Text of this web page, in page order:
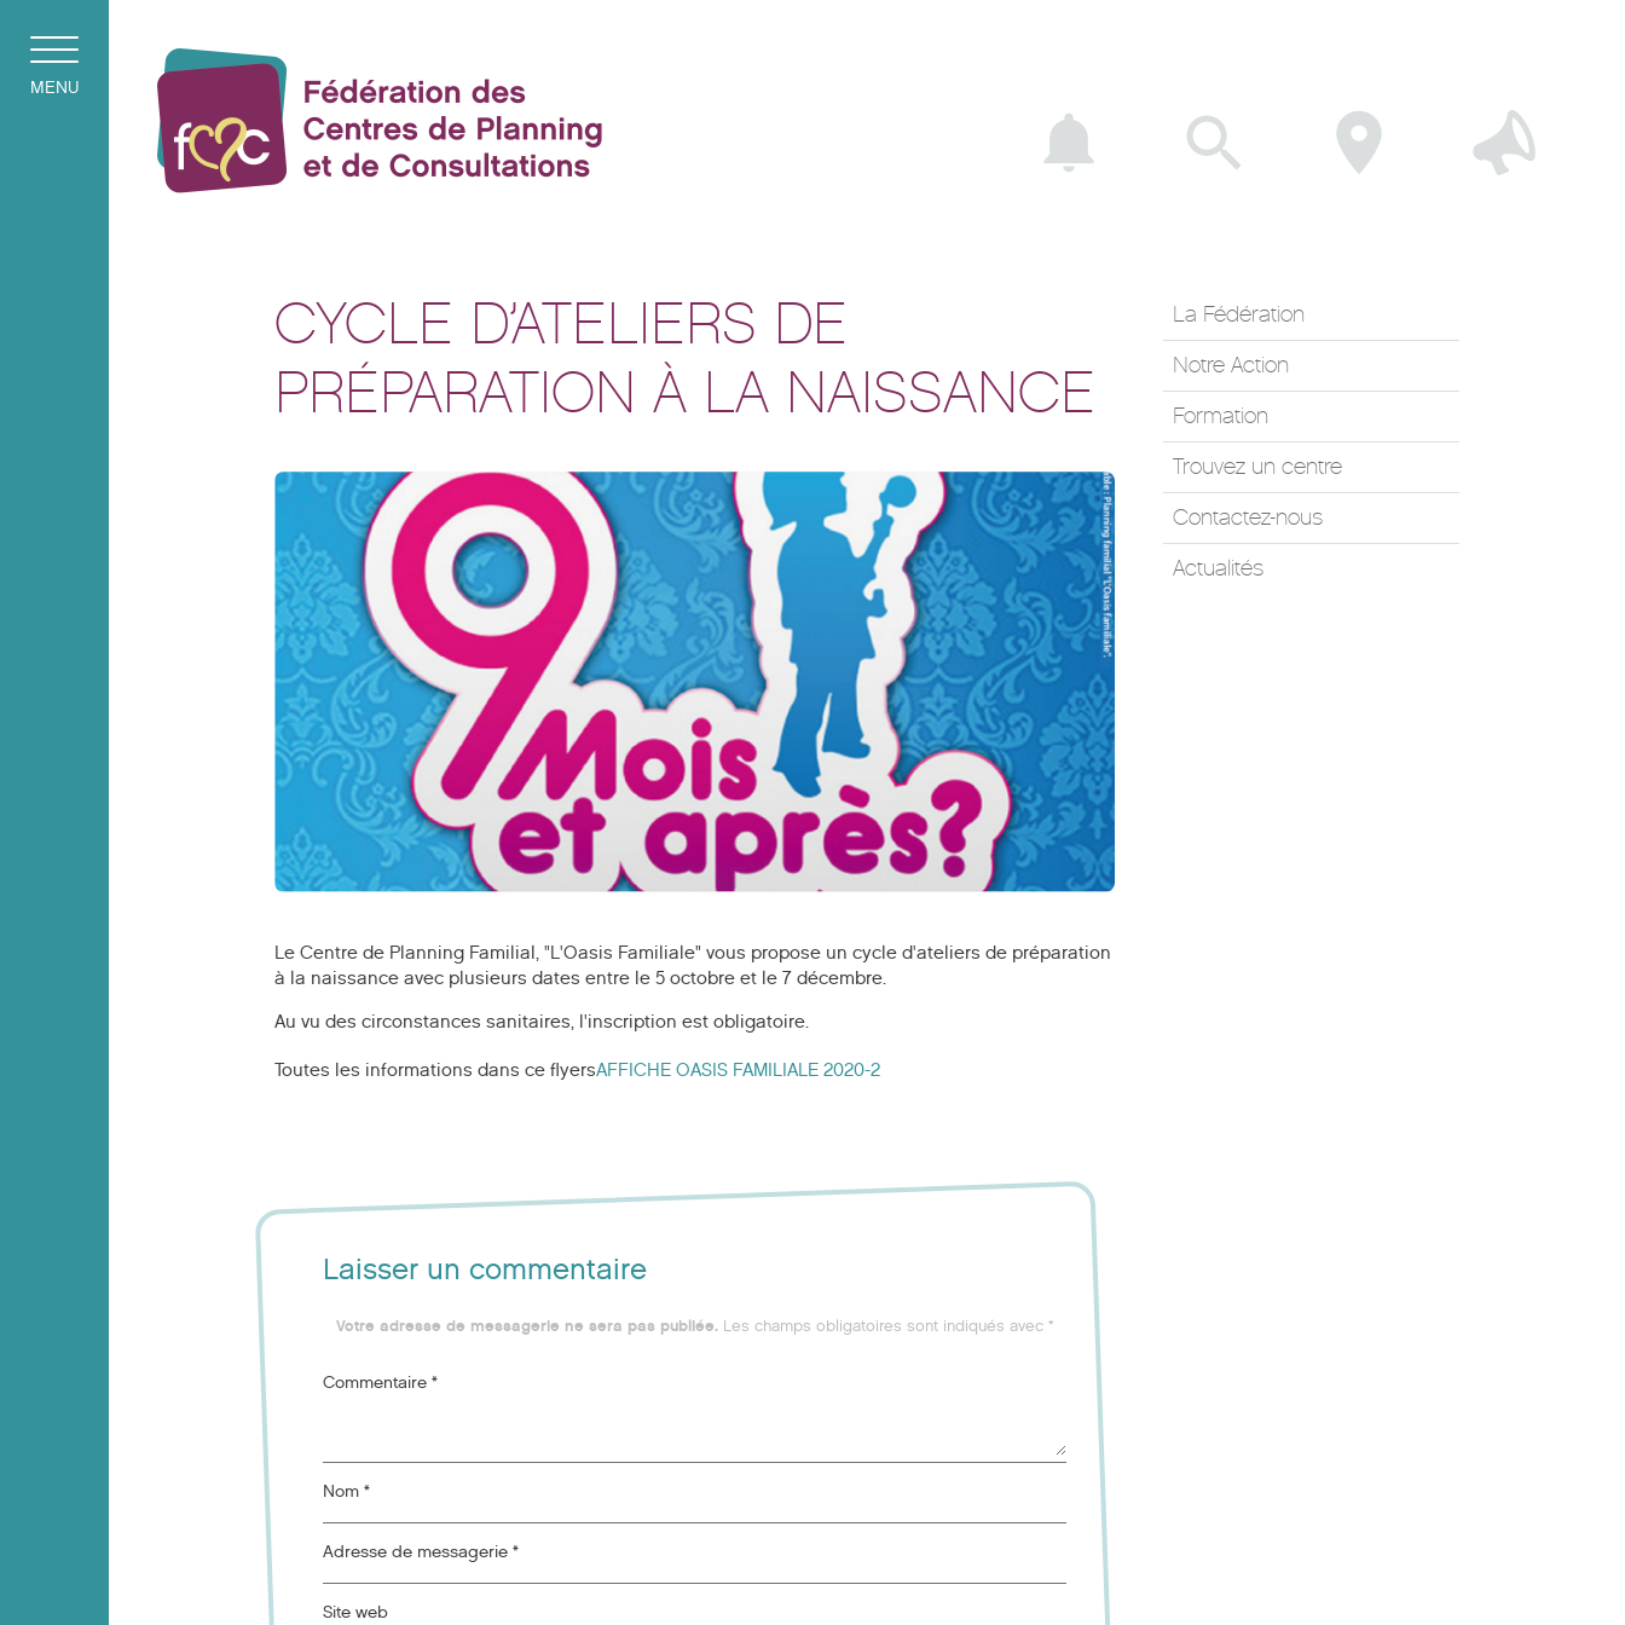
CYCLE D’ATELIERS DE
PRÉPARATION À LA NAISSANCE
Le Centre de Planning Familial, "L'Oasis Familiale" vous propose un cycle d'ateliers de préparation
à la naissance avec plusieurs dates entre le 5 octobre et le 7 décembre.
Au vu des circonstances sanitaires, l'inscription est obligatoire.
Toutes les informations dans ce flyersAFFICHE OASIS FAMILIALE 2020-2
Laisser un commentaire
Votre adresse de messagerie ne sera pas publiée. Les champs obligatoires sont indiqués avec *
Commentaire *
Nom *
Adresse de messagerie *
Site web
La Fédération
Notre Action
Formation
Trouvez un centre
Contactez-nous
Actualités
MENU